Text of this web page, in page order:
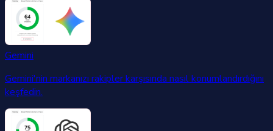
Gemini
Gemini'nin markanızı rakipler karşısında nasıl konumlandırdığını
keşfedin.